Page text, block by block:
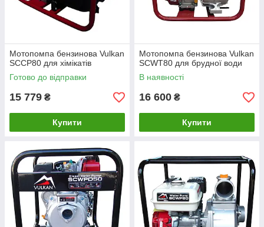
Мотопомпа бензинова Vulkan
SCCP80 для хімікатів
Готово до відправки
15 779 ₴
Купити
Мотопомпа бензинова Vulkan
SCWT80 для брудної води
В наявності
16 600 ₴
Купити